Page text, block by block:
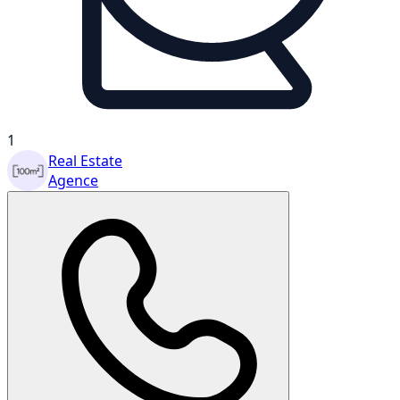
1
Real Estate
Agence